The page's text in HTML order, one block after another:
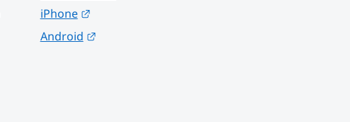
iPhone
Länk till annan webbplats.
Android
Länk till annan webbplats.